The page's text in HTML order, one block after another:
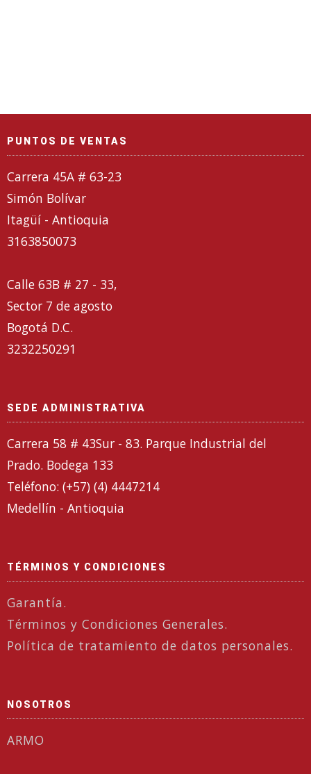
PUNTOS DE VENTAS
Carrera 45A # 63-23
Simón Bolívar
Itagüí - Antioquia
3163850073
Calle 63B # 27 - 33,
Sector 7 de agosto
Bogotá D.C.
3232250291
SEDE ADMINISTRATIVA
Carrera 58 # 43Sur - 83. Parque Industrial del
Prado. Bodega 133
Teléfono: (+57) (4) 4447214
Medellín - Antioquia
TÉRMINOS Y CONDICIONES
Garantía.
Términos y Condiciones Generales.
Política de tratamiento de datos personales.
NOSOTROS
ARMO